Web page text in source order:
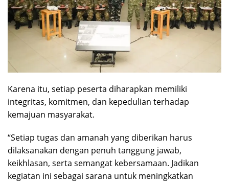
Karena itu, setiap peserta diharapkan memiliki
integritas, komitmen, dan kepedulian terhadap
kemajuan masyarakat.
“Setiap tugas dan amanah yang diberikan harus
dilaksanakan dengan penuh tanggung jawab,
keikhlasan, serta semangat kebersamaan. Jadikan
kegiatan ini sebagai sarana untuk meningkatkan